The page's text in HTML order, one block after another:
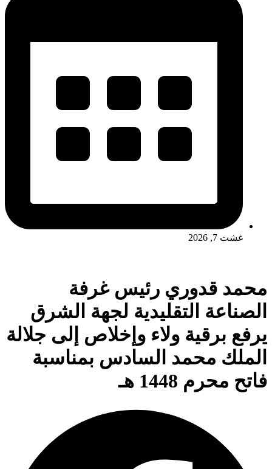
غشت 7, 2026
محمد قدوري رئيس غرفة
الصناعة التقليدية لجهة الشرق
يرفع برقية ولاء وإخلاص إلى جلالة
الملك محمد السادس بمناسبة
فاتح محرم 1448 هـ